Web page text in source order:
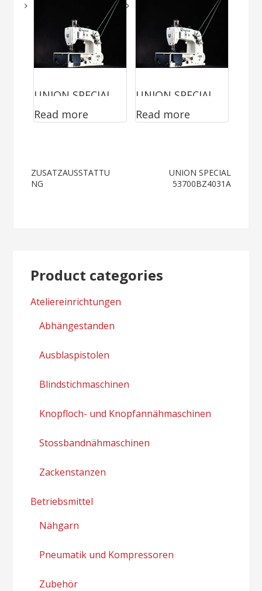
UNION SPECIAL
56100SABTA
Read more
UNION SPECIAL
80200AB
Read more
Post
ZUSATZAUSSTATTU
NG
UNION SPECIAL
53700BZ4031A
Product categories
Ateliereinrichtungen
Abhängestanden
Ausblaspistolen
Blindstichmaschinen
Knopfloch- und Knopfannähmaschinen
Stossbandnähmaschinen
Zackenstanzen
Betriebsmittel
Nähgarn
Pneumatik und Kompressoren
Zubehör